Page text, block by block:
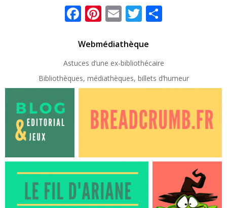
Facebook
Pinterest
EmailTwitter
Webmédiathèque
Astuces d’une ex-bibliothécaire
Bibliothèques, médiathèques, billets d’humeur